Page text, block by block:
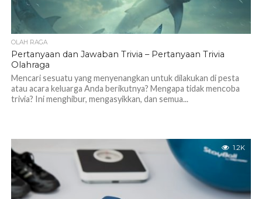
OLAH RAGA
Pertanyaan dan Jawaban Trivia – Pertanyaan Trivia
Olahraga
Mencari sesuatu yang menyenangkan untuk dilakukan di pesta
atau acara keluarga Anda berikutnya? Mengapa tidak mencoba
trivia? Ini menghibur, mengasyikkan, dan semua...
1.2K